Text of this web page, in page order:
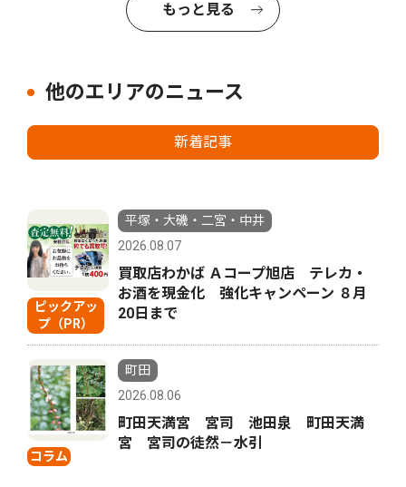
もっと見る
他のエリアのニュース
新着記事
ピックアッ
プ（PR）
平塚・大磯・二宮・中井
2026.08.07
買取店わかば Ａコープ旭店 テレカ・
お酒を現金化 強化キャンペーン ８月
20日まで
コラム
町田
2026.08.06
町田天満宮 宮司 池田泉 町田天満
宮 宮司の徒然－水引